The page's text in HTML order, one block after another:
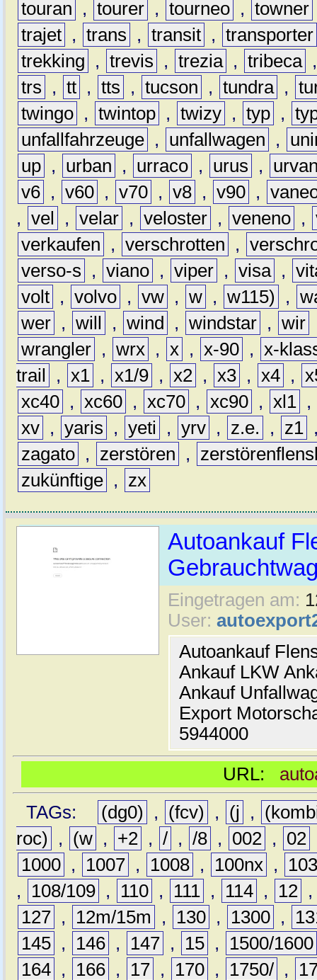
touran , tourer , tourneo , towner
trajet , trans , transit , transporter
trekking
, trevis , trezia , tribeca
trs
, tt , tts , tucson , tundra ,
twingo , twintop , twizy , typ ,
unfallfahrzeuge , unfallwagen ,
up , urban , urraco , urus ,
v6 , v60 , v70 , v8 , v90 ,
, vel , velar , veloster , veneno ,
verkaufen
, verschrotten ,
verso-s
, viano , viper , visa ,
volt , volvo , vw , w , w115) ,
wer , will , wind , windstar , wir
wrangler , wrx , x , x-90 , x-
trail
, x1 , x1/9 , x2 , x3 , x4 ,
xc40 , xc60 , xc70 , xc90 , xl1 ,
xv , yaris , yeti , yrv , z.e. , z1
zagato , zerstören ,
zukünftige , zx
Autoankauf
Eingetragen am:
User:
Autoankauf
Ankauf LKW
Ankauf
Export
5944000
URL:
TAGs:
(dg0) , (fcv) , (j ,
roc)
, (w , +2 , / , /8 , 002 , 02
1000 , 1007 , 1008 , 100nx ,
,
108/109 , 110 , 111 , 114 , 12
127 , 12m/15m , 130 , 1300 ,
145 , 146 , 147 , 15 ,
1500/1600
164 , 166 , 17 , 170 , 1750/ ,